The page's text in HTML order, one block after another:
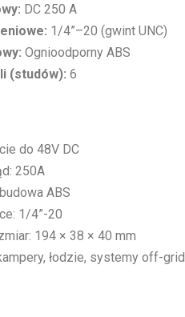
DC 250 A
1/4”–20 (gwint UNC)
Ognioodporny ABS
(studów): 6
do 48V DC
250A
ABS
1/4”-20
194 × 38 × 40 mm
łodzie, systemy off-grid